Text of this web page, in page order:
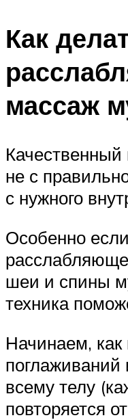
Как
массаж
не с
с нужного
Особенно
шеи и спины
техника
Начинаем, как
поглаживаний
всему телу
повторяется